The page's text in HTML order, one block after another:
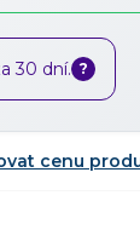
30 dní. ?